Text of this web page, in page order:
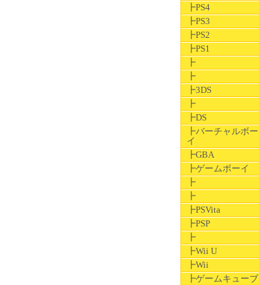
┣PS4
┣PS3
┣PS2
┣PS1
┣
┣
┣3DS
┣
┣DS
┣バーチャルボー
イ
┣GBA
┣ゲームボーイ
┣
┣
┣PSVita
┣PSP
┣
┣Wii U
┣Wii
┣ゲームキューブ